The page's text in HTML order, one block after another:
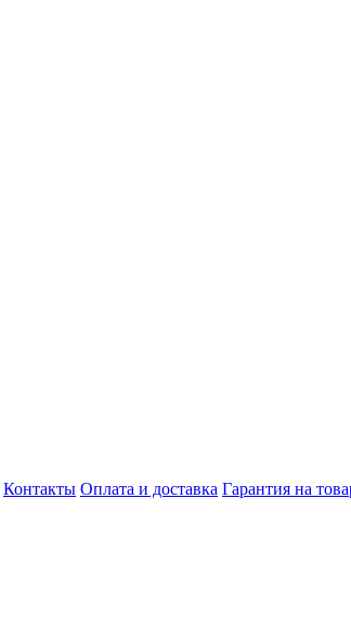
Контакты Оплата и доставка Гарантия на